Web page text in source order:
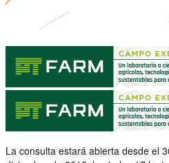
La consulta estará abierta desde el